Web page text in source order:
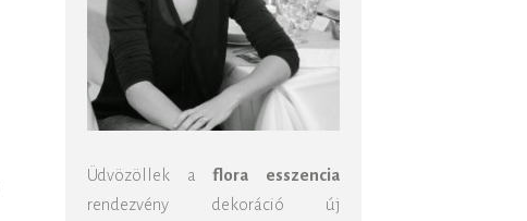
Üdvözöllek aflora esszencia
rendezvény dekoráció új